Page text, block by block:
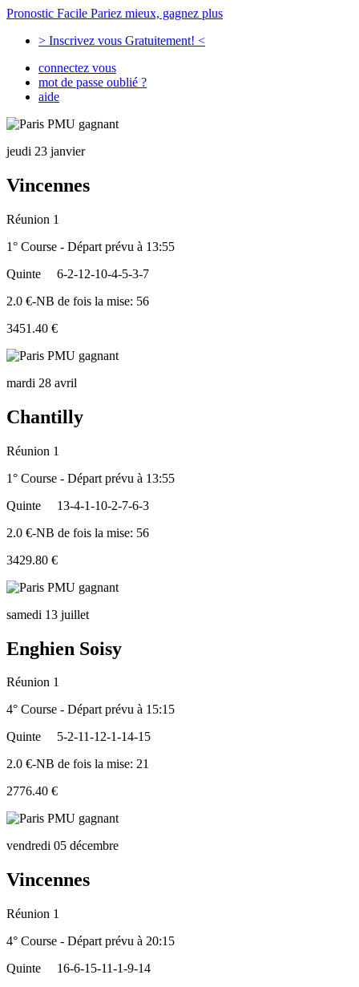
Pronostic Facile Pariez mieux, gagnez plus
> Inscrivez vous Gratuitement! <
connectez vous
mot de passe oublié ?
aide
jeudi 23 janvier
Vincennes
Réunion 1
1° Course - Départ prévu à 13:55
Quinte
6-2-12-10-4-5-3-7
2.0 €-NB de fois la mise: 56
3451.40 €
mardi 28 avril
Chantilly
Réunion 1
1° Course - Départ prévu à 13:55
Quinte
13-4-1-10-2-7-6-3
2.0 €-NB de fois la mise: 56
3429.80 €
samedi 13 juillet
Enghien Soisy
Réunion 1
4° Course - Départ prévu à 15:15
Quinte
5-2-11-12-1-14-15
2.0 €-NB de fois la mise: 21
2776.40 €
vendredi 05 décembre
Vincennes
Réunion 1
4° Course - Départ prévu à 20:15
Quinte
16-6-15-11-1-9-14